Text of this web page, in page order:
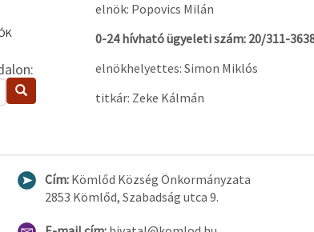
Keresés
elnök: Popovics Milán
0-24 hívható ügyeleti szám: 20/311-
elnökhelyettes: Simon Miklós
titkár: Zeke Kálmán
Cím: Kömlőd Község Önkormányzata
2853 Kömlőd, Szabadság utca 9.